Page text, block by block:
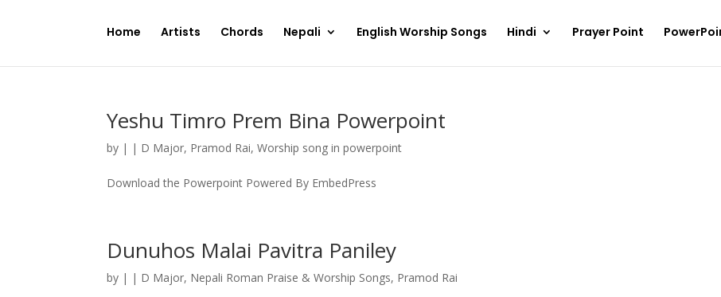
Home Artists Chords Nepali English Worship Songs Hindi Prayer Point
Yeshu Timro Prem Bina Powerpoint
by | | D Major, Pramod Rai,Worship song in powerpoint
Download the Powerpoint Powered By EmbedPress
Dunuhos Malai Pavitra Paniley
by | | D Major, Nepali Roman Praise & Worship Songs, Pramod Rai